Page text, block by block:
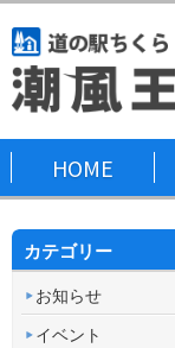
HOME
カテゴリー
お知らせ
イベント